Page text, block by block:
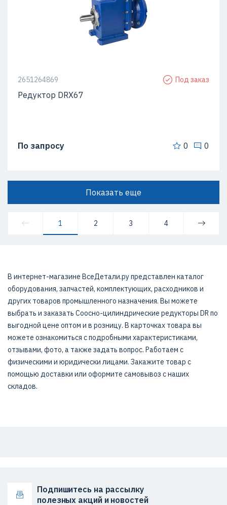
2651264869 Под заказ
Редуктор DRX67
По запросу 0 0
Показать еще
1 2 3 4
В интернет-магазине ВсеДетали.ру представлен каталог
оборудования, запчастей, комплектующих, расходников и
других товаров промышленного назначения. Вы можете
выбрать и заказать Соосно-цилиндрические редукторы DR​ по
выгодной цене оптом и в розницу. В карточках товара вы
можете ознакомиться с подробными характеристиками,
отзывами, фото, а также задать вопрос. Работаем с
физическими и юридически лицами. Закажите товар с
помощью доставки или оформите самовывоз с наших
складов.
Подпишитесь на рассылку
полезных акций и новостей